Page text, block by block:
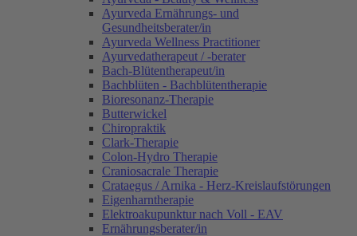
Ayurveda Ernährungs- und
Gesundheitsberater/in
Ayurveda Wellness Practitioner
Ayurvedatherapeut / -berater
Bach-Blütentherapeut/in
Bachblüten - Bachblütentherapie
Bioresonanz-Therapie
Butterwickel
Chiropraktik
Clark-Therapie
Colon-Hydro Therapie
Craniosacrale Therapie
Crataegus / Arnika - Herz-Kreislaufstörungen
Eigenharntherapie
Elektroakupunktur nach Voll - EAV
Ernährungsberater/in